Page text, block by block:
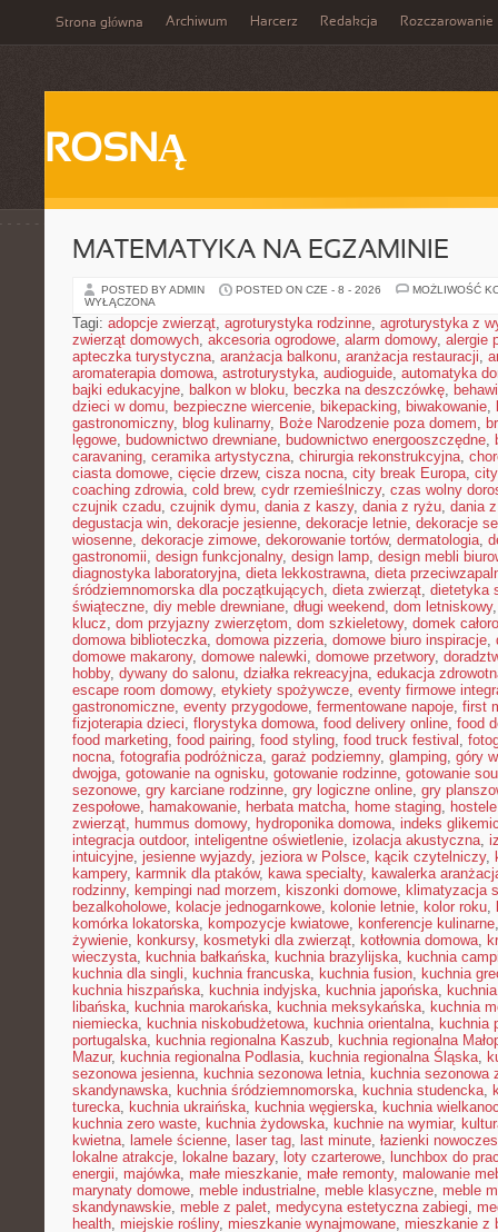
Strona główna Archiwum Harcerz Redakcja Rozczarowanie
ROSNĄ
MATEMATYKA NA EGZAMINIE
POSTED BY ADMIN POSTED ON CZE - 8 - 2026
MOŻLIWOŚĆ
WYŁĄCZONA
Tagi: adopcje zwierząt, agroturystyka rodzinne, agroturystyka z
zwierząt domowych, akcesoria ogrodowe, alarm domowy, alergie
apteczka turystyczna, aranżacja balkonu, aranżacja restauracji,
aromaterapia domowa, astroturystyka, audioguide, automatyka
bajki edukacyjne, balkon w bloku, beczka na deszczówkę,
dzieci w domu, bezpieczne wiercenie, bikepacking, biwakowanie,
gastronomiczny, blog kulinarny, Boże Narodzenie poza domem,
lęgowe, budownictwo drewniane, budownictwo energooszczędne,
caravaning, ceramika artystyczna, chirurgia rekonstrukcyjna,
ciasta domowe, cięcie drzew, cisza nocna, city break Europa,
coaching zdrowia, cold brew, cydr rzemieślniczy, czas wolny
czujnik czadu, czujnik dymu, dania z kaszy, dania z ryżu, dania
degustacja win, dekoracje jesienne, dekoracje letnie, dekoracje
wiosenne, dekoracje zimowe, dekorowanie tortów, dermatologia,
gastronomii, design funkcjonalny, design lamp, design mebli
diagnostyka laboratoryjna, dieta lekkostrawna, dieta
śródziemnomorska dla początkujących, dieta zwierząt, dietetyka
świąteczne, diy meble drewniane, długi weekend, dom letniskowy
klucz, dom przyjazny zwierzętom, dom szkieletowy, domek
domowa biblioteczka, domowa pizzeria, domowe biuro inspiracje,
domowe makarony, domowe nalewki, domowe przetwory,
hobby, dywany do salonu, działka rekreacyjna, edukacja
escape room domowy, etykiety spożywcze, eventy firmowe
gastronomiczne, eventy przygodowe, fermentowane napoje, first
fizjoterapia dzieci, florystyka domowa, food delivery online, food
food marketing, food pairing, food styling, food truck festival ,
nocna, fotografia podróżnicza, garaż podziemny, glamping, góry
dwojga, gotowanie na ognisku, gotowanie rodzinne, gotowanie
sezonowe, gry karciane rodzinne, gry logiczne online, gry
zespołowe, hamakowanie, herbata matcha, home staging,
zwierząt, hummus domowy, hydroponika domowa, indeks
integracja outdoor, inteligentne oświetlenie, izolacja akustyczna,
intuicyjne, jesienne wyjazdy, jeziora w Polsce, kącik czytelniczy,
kampery, karmnik dla ptaków, kawa specialty, kawalerka
rodzinny, kempingi nad morzem, kiszonki domowe, klimatyzacja
bezalkoholowe, kolacje jednogarnkowe, kolonie letnie, kolor roku,
komórka lokatorska, kompozycje kwiatowe, konferencje kulinarne
żywienie, konkursy, kosmetyki dla zwierząt, kotłownia domowa,
wieczysta, kuchnia bałkańska, kuchnia brazylijska, kuchnia
kuchnia dla singli, kuchnia francuska, kuchnia fusion, kuchnia
kuchnia hiszpańska, kuchnia indyjska, kuchnia japońska,
libańska, kuchnia marokańska, kuchnia meksykańska, kuchnia
niemiecka, kuchnia niskobudżetowa, kuchnia orientalna, kuchnia
portugalska, kuchnia regionalna Kaszub, kuchnia regionalna
Mazur, kuchnia regionalna Podlasia, kuchnia regionalna Śląska,
sezonowa jesienna, kuchnia sezonowa letnia, kuchnia sezonowa
skandynawska, kuchnia śródziemnomorska, kuchnia studencka,
turecka, kuchnia ukraińska, kuchnia węgierska, kuchnia
kuchnia zero waste, kuchnia żydowska, kuchnie na wymiar,
kwietna, lamele ścienne, laser tag, last minute, łazienki
lokalne atrakcje, lokalne bazary, loty czarterowe, lunchbox do
energii, majówka, małe mieszkanie, małe remonty, malowanie
marynaty domowe, meble industrialne, meble klasyczne, meble
skandynawskie, meble z palet, medycyna estetyczna zabiegi,
health, miejskie rośliny, mieszkanie wynajmowane, mieszkanie z